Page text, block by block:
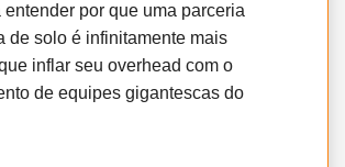
entender por que uma parceria
de solo é infinitamente mais
inflar seu overhead com o
de equipes gigantescas do